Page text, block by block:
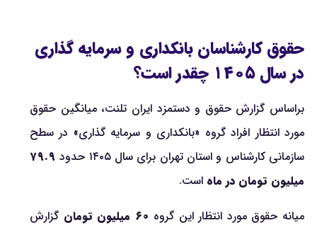
حقوق کارشناسان بانکداری و سرمایه گذاری
در سال ۱۴۰۵ چقدر است؟
براساس گزارش حقوق و دستمزد ایران تلنت، میانگین حقوق
مورد انتظار افراد گروه «بانکداری و سرمایه گذاری» در سطح
سازمانی کارشناس و استان تهران برای سال ۱۴۰۵ حدود
۷۹.۹
میلیون تومان در ماه است.
میانه حقوق مورد انتظار این گروه ۶۰ میلیون تومان
گزارش